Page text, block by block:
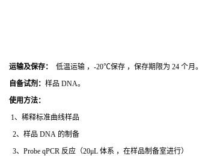
运输及保存：
低温运输 ，-20℃保存 ，保存期限为 24 个月。
自备试剂： 样品 DNA。
使用方法：
1、稀释标准曲线样品
2、样品 DNA 的制备
3、Probe qPCR 反应（20μL 体系 ，在样品制备室进行）